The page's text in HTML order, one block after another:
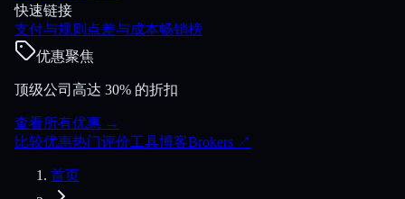
快速链接
支付与规则 点差与成本畅销榜
优惠聚焦
顶级公司高达 30% 的折扣
查看所有优惠 →
比较优惠热门评价工具博客Brokers ↗
首页